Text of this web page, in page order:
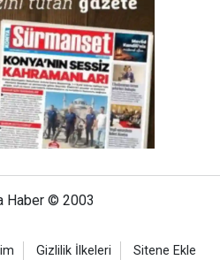
Haber © 2003
Gizlilik İlkeleri Sitene Ekle